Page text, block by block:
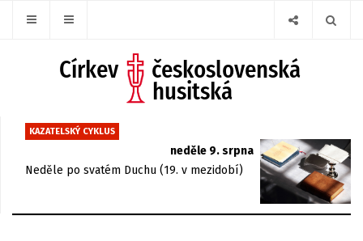
KAZATELSKÝ CYKLUS
neděle 9. srpna
Neděle po svatém Duchu (19. v mezidobí)